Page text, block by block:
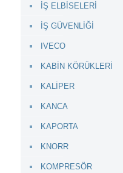
İŞ ELBİSELERİ
İŞ GÜVENLİĞİ
IVECO
KABİN KÖRÜKLERİ
KALİPER
KANCA
KAPORTA
KNORR
KOMPRESÖR